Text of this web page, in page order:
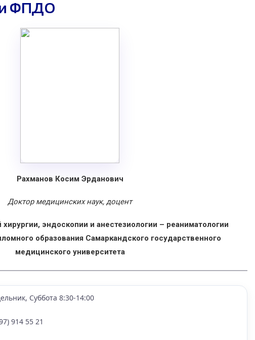
ФПДО
Рахманов Косим Эрданович
Доктор медицинских наук, доцент
эндоскопии и анестезиологии – реаниматологии
образования Самаркандского государственного
медицинского университета
Суббота 8:30-14:00
914 55 21